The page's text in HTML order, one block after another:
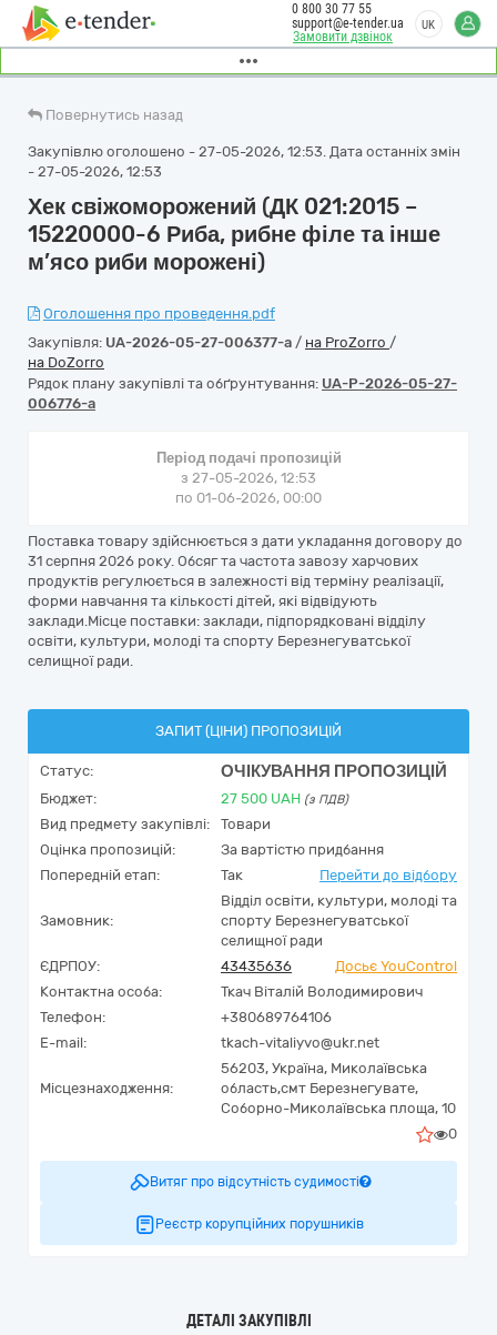
Замовити дзвінок
0 800 30 77 55
support@e-tender.ua
UK
Повернутись назад
Закупівлю оголошено - 27-05-2026, 12:53. Дата останніх змін
- 27-05-2026, 12:53
Хек свіжоморожений (ДК 021:2015 –
15220000-6 Риба, рибне філе та інше
м’ясо риби морожені)
Оголошення про проведення.pdf
Закупівля: UA-2026-05-27-006377-a / на ProZorro /
на DoZorro
Рядок плану закупівлі та обґрунтування: UA-P-2026-05-27-
006776-a
Період подачі пропозицій
з 27-05-2026, 12:53
по 01-06-2026, 00:00
Поставка товару здійснюється з дати укладання договору до
31 серпня 2026 року. Обсяг та частота завозу харчових
продуктів регулюється в залежності від терміну реалізації,
форми навчання та кількості дітей, які відвідують
заклади.Місце поставки: заклади, підпорядковані відділу
освіти, культури, молоді та спорту Березнегуватської
селищної ради.
ЗАПИТ (ЦІНИ) ПРОПОЗИЦІЙ
Статус: ОЧІКУВАННЯ ПРОПОЗИЦІЙ
Бюджет: 27 500 UAH (з ПДВ)
Вид предмету закупівлі:
Товари
Оцінка пропозицій:
За вартістю придбання
Попередній етап:
Так Перейти до відбору
Замовник:
Відділ освіти, культури, молоді та
спорту Березнегуватської
селищної ради
ЄДРПОУ:
43435636
Досьє YouControl
Контактна особа:
Ткач Віталій Володимирович
Телефон:
+380689764106
E-mail:
tkach-vitaliyvo@ukr.net
Місцезнаходження:
56203, Україна, Миколаївська
область,смт Березнегувате,
Соборно-Миколаївська площа, 10
0
Витяг про відсутність судимості
Реєстр корупційних порушників
ДЕТАЛІ ЗАКУПІВЛІ